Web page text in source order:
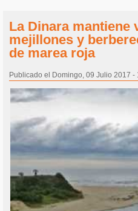
La Dinara mantiene
mejillones y
de marea roja
Publicado el Domingo, 09 Julio 2017 -